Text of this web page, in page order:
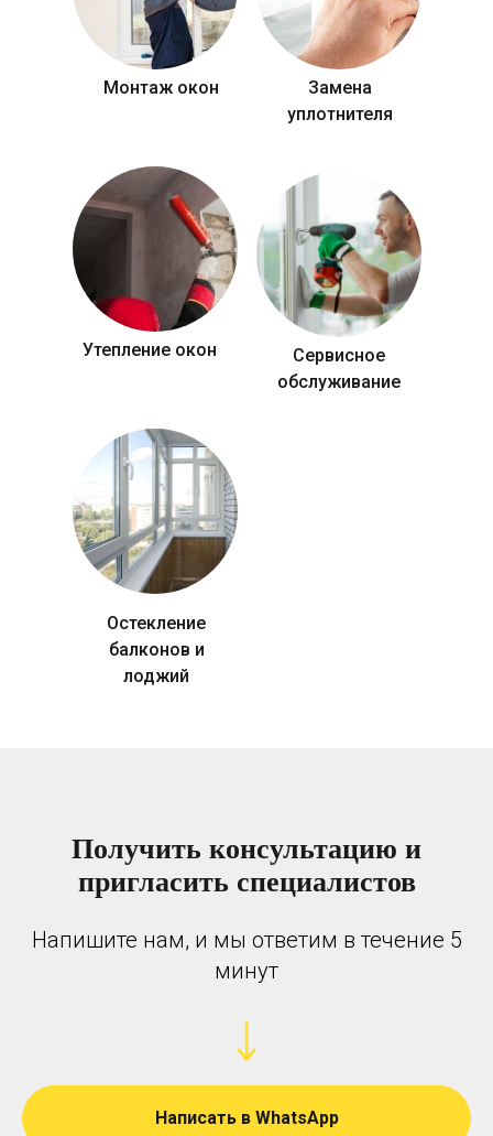
Монтаж окон
Замена
уплотнителя
Утепление окон
Сервисное
обслуживание
Остекление
балконов и
лоджий
Получить консультацию и
пригласить специалистов
Напишите нам, и мы ответим в течение 5
минут
Написать в WhatsApp